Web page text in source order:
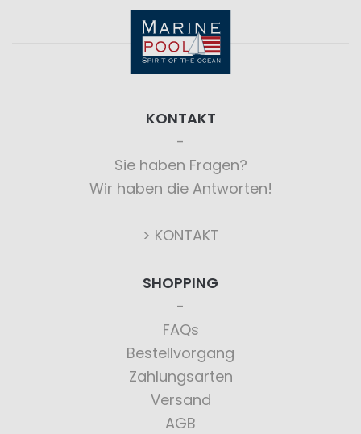
KONTAKT
Sie haben Fragen?
Wir haben die Antworten!
> KONTAKT
SHOPPING
FAQs
Bestellvorgang
Zahlungsarten
Versand
AGB